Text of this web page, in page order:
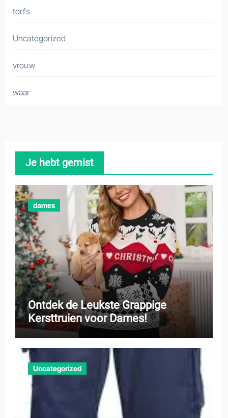
torfs
Uncategorized
vrouw
waar
Je hebt gemist
dames
Ontdek de Leukste Grappige
Kersttruien voor Dames!
Uncategorized